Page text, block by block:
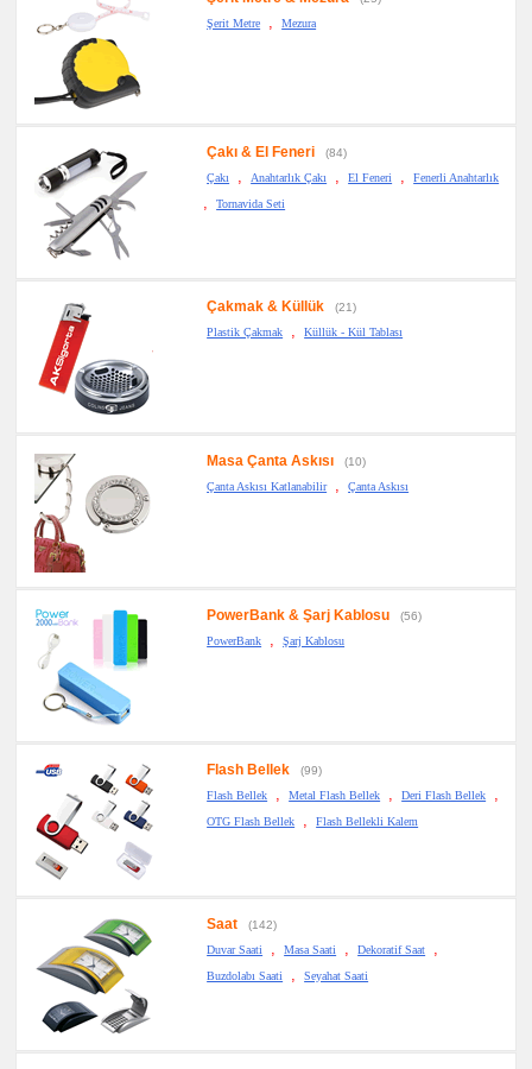
Şerit Metre
, Mezura
Çakı & El Feneri
(84)
Çakı
, Anahtarlık Çakı , El Feneri , Fenerli Anahtarlık
, Tornavida Seti
Çakmak & Küllük
(21)
Plastik Çakmak
, Küllük - Kül Tablası
Masa Çanta Askısı
(10)
Çanta Askısı Katlanabilir
, Çanta Askısı
PowerBank & Şarj Kablosu
(56)
PowerBank
, Şarj Kablosu
Flash Bellek
(99)
Flash Bellek
, Metal Flash Bellek , Deri Flash Bellek ,
OTG Flash Bellek , Flash Bellekli Kalem
Saat
(142)
Duvar Saati
, Masa Saati , Dekoratif Saat ,
Buzdolabı Saati , Seyahat Saati
Notluk
Seti
Not
Tutucu
promosyon
Bilgisayar
promosyon
Diğer
Ürünler